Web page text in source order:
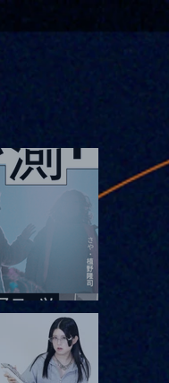
の憶測1～後藤まりこ
ツ」